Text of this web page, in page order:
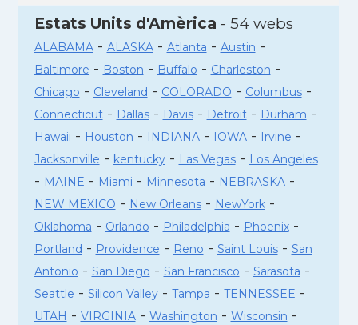
Estats Units d'Amèrica - 54 webs
ALABAMA- ALASKA- Atlanta - Austin -
Baltimore - Boston - Buffalo - Charleston -
Chicago - Cleveland - COLORADO - Columbus-
Connecticut- Dallas- Davis- Detroit- Durham -
Hawaii - Houston - INDIANA- IOWA- Irvine -
Jacksonville - kentucky- Las Vegas- Los Angeles
- MAINE - Miami - Minnesota - NEBRASKA-
NEW MEXICO - New Orleans- NewYork-
Oklahoma - Orlando - Philadelphia - Phoenix-
Portland - Providence - Reno - Saint Louis- San
Antonio - San Diego - San Francisco - Sarasota -
Seattle - Silicon Valley- Tampa - TENNESSEE -
UTAH - VIRGINIA- Washington - Wisconsin -